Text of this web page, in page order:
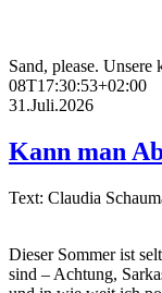
Sand, please. Unsere
08T17:30:53+02:00
31.Juli.2026
Kann man
Text: Claudia
Dieser Sommer ist
sind – Achtung,